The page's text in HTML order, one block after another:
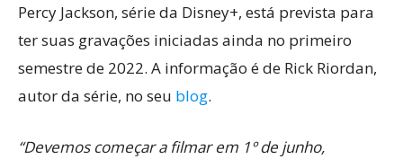
Percy Jackson, série da Disney+, está prevista para
ter suas gravações iniciadas ainda no primeiro
semestre de 2022. A informação é de Rick Riordan,
autor da série, no seu blog.
“Devemos começar a filmar em 1º de junho,